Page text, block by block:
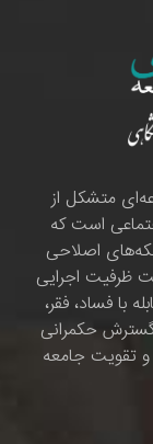
متشکل از
است که
اصلاحی
ظرفیت اجرایی
با فساد، فقر،
گسترش حکمرانی
و تقویت جامعه